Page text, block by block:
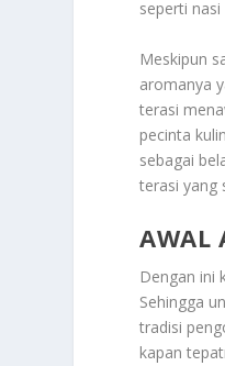
seperti
Meskipun
aromanya
terasi
pecinta
sebagai
terasi yang
AWAL
Dengan ini
Sehingga
tradisi
kapan